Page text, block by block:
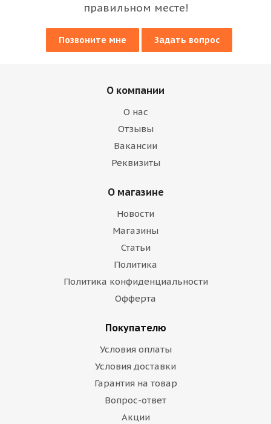
правильном месте!
Позвоните мне Задать вопрос
О компании
О нас
Отзывы
Вакансии
Реквизиты
О магазине
Новости
Магазины
Статьи
Политика
Политика конфиденциальности
Офферта
Покупателю
Условия оплаты
Условия доставки
Гарантия на товар
Вопрос-ответ
Акции